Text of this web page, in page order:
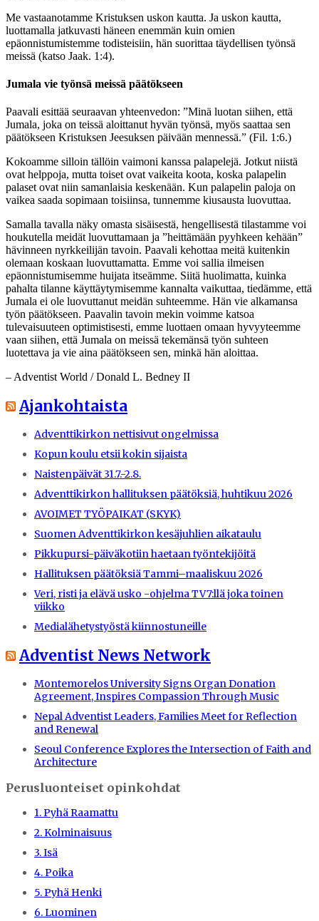
Me vastaanotamme Kristuksen uskon kautta. Ja uskon kautta,
luottamalla jatkuvasti häneen enemmän kuin omien
epäonnistumistemme todisteisiin, hän suorittaa täydellisen työnsä
meissä (katso Jaak. 1:4).
Jumala vie työnsä meissä päätökseen
Paavali esittää seuraavan yhteenvedon: ”Minä luotan siihen, että
Jumala, joka on teissä aloittanut hyvän työnsä, myös saattaa sen
päätökseen Kristuksen Jeesuksen päivään mennessä.” (Fil. 1:6.)
Kokoamme silloin tällöin vaimoni kanssa palapelejä. Jotkut niistä
ovat helppoja, mutta toiset ovat vaikeita koota, koska palapelin
palaset ovat niin samanlaisia keskenään. Kun palapelin paloja on
vaikea saada sopimaan toisiinsa, tunnemme kiusausta luovuttaa.
Samalla tavalla näky omasta sisäisestä, hengellisestä tilastamme voi
houkutella meidät luovuttamaan ja ”heittämään pyyhkeen kehään”
hävinneen nyrkkeilijän tavoin. Paavali kehottaa meitä kuitenkin
olemaan koskaan luovuttamatta. Emme voi sallia ilmeisen
epäonnistumisemme huijata itseämme. Siitä huolimatta, kuinka
pahalta tilanne käyttäytymisemme kannalta vaikuttaa, tiedämme, että
Jumala ei ole luovuttanut meidän suhteemme. Hän vie alkamansa
työn päätökseen. Paavalin tavoin mekin voimme katsoa
tulevaisuuteen optimistisesti, emme luottaen omaan hyvyyteemme
vaan siihen, että Jumala on meissä tekemänsä työn suhteen
luotettava ja vie aina päätökseen sen, minkä hän aloittaa.
– Adventist World / Donald L. Bedney II
Ajankohtaista
Adventtikirkon nettisivut ongelmissa
Kopun koulu etsii kokin sijaista
Naistenpäivät 31.7.-2.8.
Adventtikirkon hallituksen päätöksiä, huhtikuu 2026
AVOIMET TYÖPAIKAT (SKYK)
Suomen Adventtikirkon kesäjuhlien aikataulu
Pikkupursi-päiväkotiin haetaan työntekijöitä
Hallituksen päätöksiä Tammi–maaliskuu 2026
Veri, risti ja elävä usko -ohjelma TV7:llä joka toinen
viikko
Medialähetystyöstä kiinnostuneille
Adventist News Network
Montemorelos University Signs Organ Donation
Agreement, Inspires Compassion Through Music
Nepal Adventist Leaders, Families Meet for Reflection
and Renewal
Seoul Conference Explores the Intersection of Faith and
Architecture
Perusluonteiset opinkohdat
1. Pyhä Raamattu
2. Kolminaisuus
3. Isä
4. Poika
5. Pyhä Henki
6. Luominen